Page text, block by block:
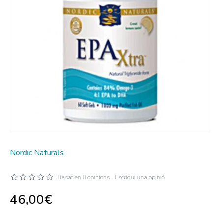
Nordic Naturals
Basat en 0 opinions. Escrigui una opinió
46,00€